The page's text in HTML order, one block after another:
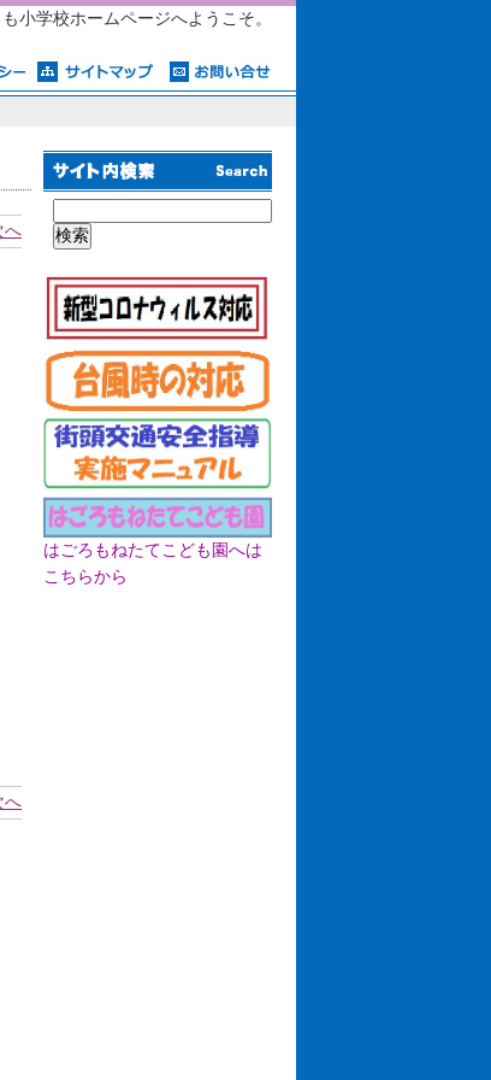
小学校ホームページへようこそ。
へ
へ
はごろもねたてこども園へは
こちらから